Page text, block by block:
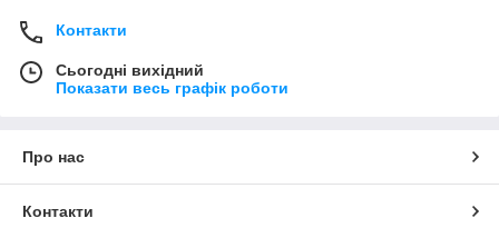
Контакти
Сьогодні вихідний
Показати весь графік роботи
Про нас
Контакти